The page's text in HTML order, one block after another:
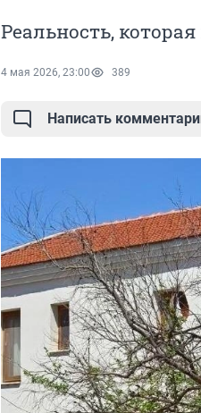
Реальность,
4 мая 2026, 23:00 389
Написать